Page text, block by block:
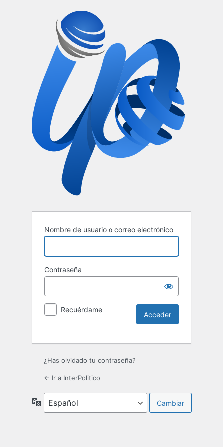
Nombre de usuario o correo electrónico
Contraseña
Recuérdame
¿Has olvidado tu contraseña?
← Ir a InterPolitico
Idioma